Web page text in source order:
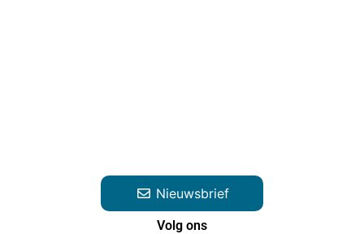
Nieuwsbrief
Volg ons